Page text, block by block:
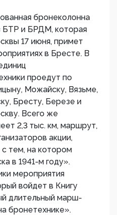
бронеколонна
БТР и БРДМ, которая
17 июня, примет
в Бресте. В
проедут по
Можайску, Вязьме,
Бресту, Березе и
Всего же
2,3 тыс. км, маршрут,
акции,
тем, на котором
в 1941-м году».
мероприятия
войдет в Книгу
длительный марш-
бронетехнике».